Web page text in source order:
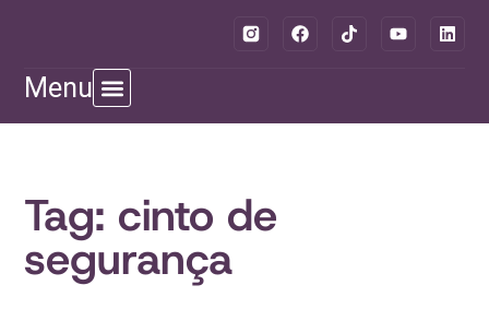
Menu
Tag: cinto de
segurança